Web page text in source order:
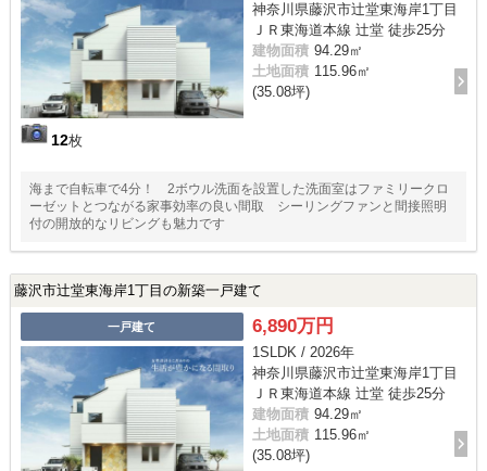
12枚
神奈川県藤沢市辻堂東海岸1丁目
ＪＲ東海道本線 辻堂 徒歩25分
建物面積 94.29㎡
土地面積 115.96㎡
(35.08坪)
海まで自転車で4分！ 2ボウル洗面を設置した洗面室はファミリークロ
ーゼットとつながる家事効率の良い間取 シーリングファンと間接照明
付の開放的なリビングも魅力です
藤沢市辻堂東海岸1丁目の新築一戸建て
一戸建て 6,890万円
1SLDK / 2026年
神奈川県藤沢市辻堂東海岸1丁目
ＪＲ東海道本線 辻堂 徒歩25分
建物面積 94.29㎡
土地面積 115.96㎡
(35.08坪)